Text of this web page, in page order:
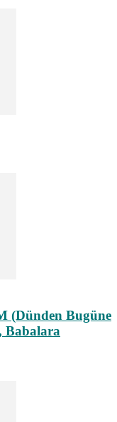
(Dünden Bugüne
Babalara